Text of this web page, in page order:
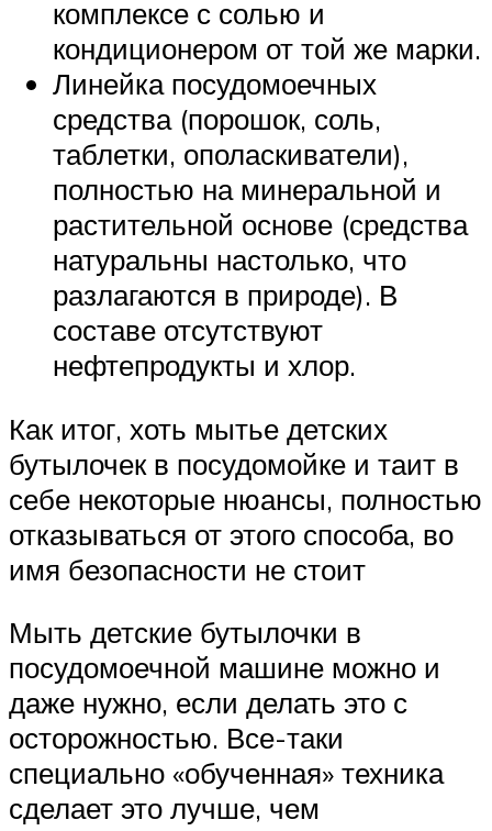
комплексе с солью и
кондиционером от той же марки.
Линейка посудомоечных
средства (порошок, соль,
таблетки, ополаскиватели),
полностью на минеральной и
растительной основе (средства
натуральны настолько, что
разлагаются в природе). В
составе отсутствуют
нефтепродукты и хлор.
Как итог, хоть мытье детских
бутылочек в посудомойке и таит в
себе некоторые нюансы, полностью
отказываться от этого способа, во
имя безопасности не стоит
Мыть детские бутылочки в
посудомоечной машине можно и
даже нужно, если делать это с
осторожностью. Все-таки
специально «обученная» техника
сделает это лучше, чем